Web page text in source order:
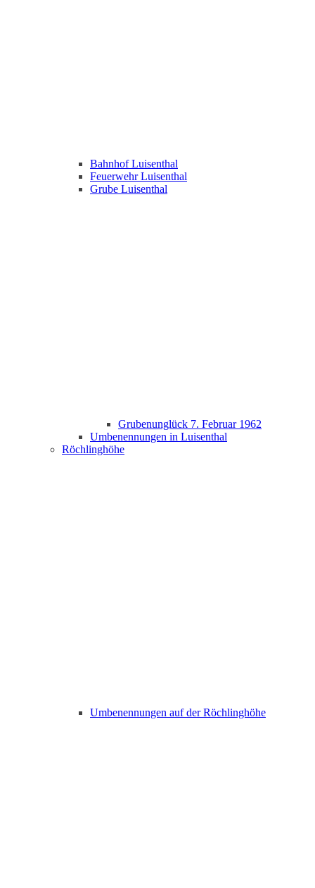
Bahnhof Luisenthal
Feuerwehr Luisenthal
Grube Luisenthal
Grubenunglück 7. Februar 1962
Umbenennungen in Luisenthal
Röchlinghöhe
Umbenennungen auf der Röchlinghöhe